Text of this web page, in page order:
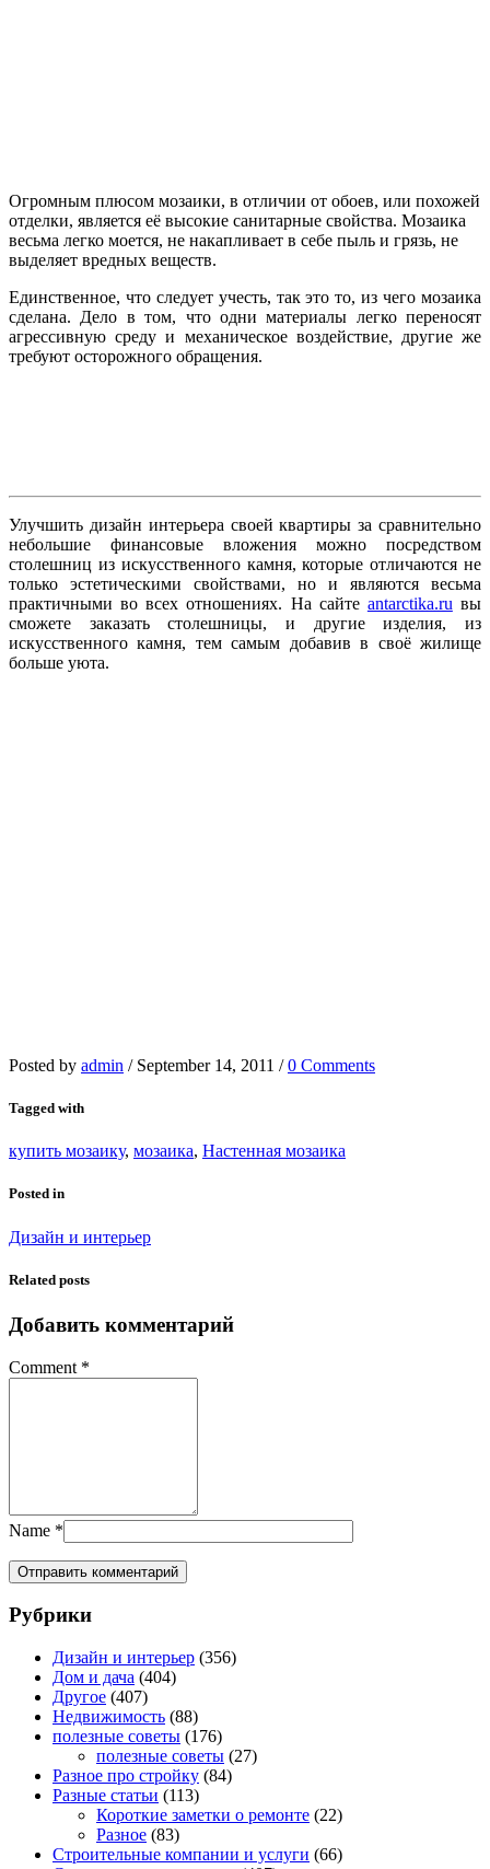
Огромным плюсом мозаики, в отличии от обоев, или похожей
отделки, является её высокие санитарные свойства. Мозаика
весьма легко моется, не накапливает в себе пыль и грязь, не
выделяет вредных веществ.
Единственное, что следует учесть, так это то, из чего мозаика
сделана. Дело в том, что одни материалы легко переносят
агрессивную среду и механическое воздействие, другие же
требуют осторожного обращения.
Улучшить дизайн интерьера своей квартиры за сравнительно
небольшие финансовые вложения можно посредством
столешниц из искусственного камня, которые отличаются не
только эстетическими свойствами, но и являются весьма
практичными во всех отношениях. На сайте antarctika.ru вы
сможете заказать столешницы, и другие изделия, из
искусственного камня, тем самым добавив в своё жилище
больше уюта.
Posted by admin / September 14, 2011 / 0 Comments
Tagged with
купить мозаику, мозаика, Настенная мозаика
Posted in
Дизайн и интерьер
Related posts
Добавить комментарий
Comment *
Name *
Рубрики
Дизайн и интерьер (356)
Дом и дача (404)
Другое (407)
Недвижимость (88)
полезные советы (176)
полезные советы (27)
Разное про стройку (84)
Разные статьи (113)
Короткие заметки о ремонте (22)
Разное (83)
Строительные компании и услуги (66)